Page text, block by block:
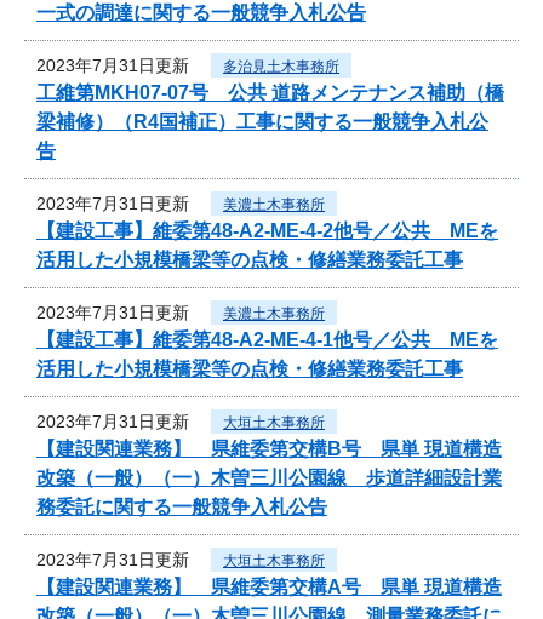
一式の調達に関する一般競争入札公告
2023年7月31日更新 多治見土木事務所
工維第MKH07-07号 公共 道路メンテナンス補助（橋
梁補修）（R4国補正）工事に関する一般競争入札公
告
2023年7月31日更新 美濃土木事務所
【建設工事】維委第48-A2-ME-4-2他号／公共 MEを
活用した小規模橋梁等の点検・修繕業務委託工事
2023年7月31日更新 美濃土木事務所
【建設工事】維委第48-A2-ME-4-1他号／公共 MEを
活用した小規模橋梁等の点検・修繕業務委託工事
2023年7月31日更新 大垣土木事務所
【建設関連業務】 県維委第交構B号 県単 現道構造
改築（一般）（一）木曽三川公園線 歩道詳細設計業
務委託に関する一般競争入札公告
2023年7月31日更新 大垣土木事務所
【建設関連業務】 県維委第交構A号 県単 現道構造